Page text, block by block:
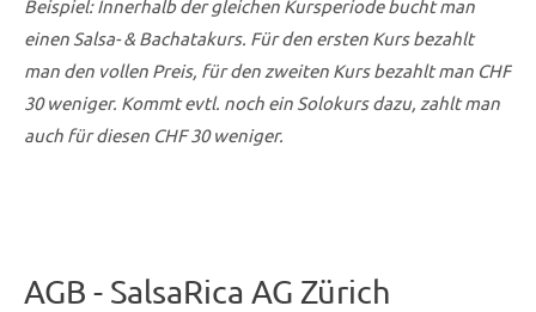
Beispiel: Innerhalb der gleichen Kursperiode bucht man
einen Salsa- & Bachatakurs. Für den ersten Kurs bezahlt
man den vollen Preis, für den zweiten Kurs bezahlt man CHF
30 weniger. Kommt evtl. noch ein Solokurs dazu, zahlt man
auch für diesen CHF 30 weniger.
AGB - SalsaRica AG Zürich